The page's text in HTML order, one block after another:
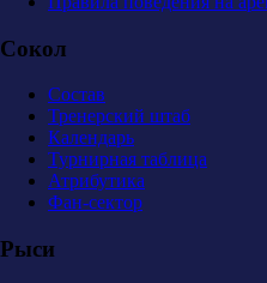
Сокол
Состав
Тренерский штаб
Календарь
Турнирная таблица
Атрибутика
Фан-сектор
Рыси